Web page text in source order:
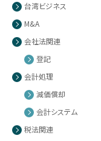
台湾ビジネス
M&A
会社法関連
登記
会計処理
減価償却
会計システム
税法関連